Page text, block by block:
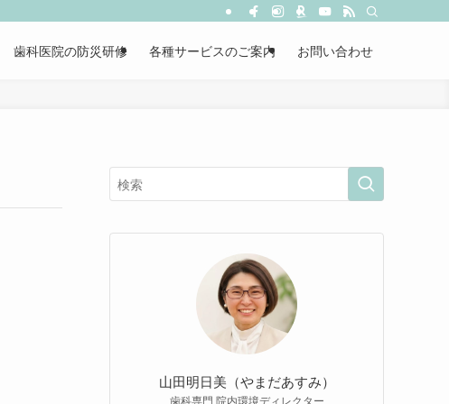
歯科医院の防災研修 各種サービスのご案内 お問い合わせ
山田明日美（やまだあすみ）
歯科専門 院内環境ディレクター